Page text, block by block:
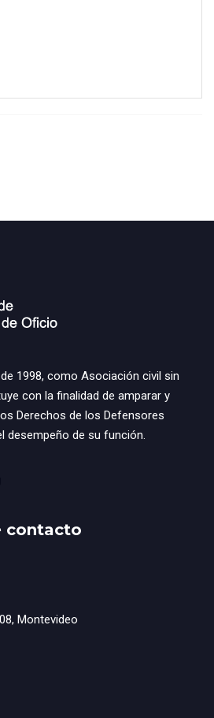
1998, como Asociación civil sin
con la finalidad de amparar y
Derechos de los Defensores
desempeño de su función.
contacto
Montevideo